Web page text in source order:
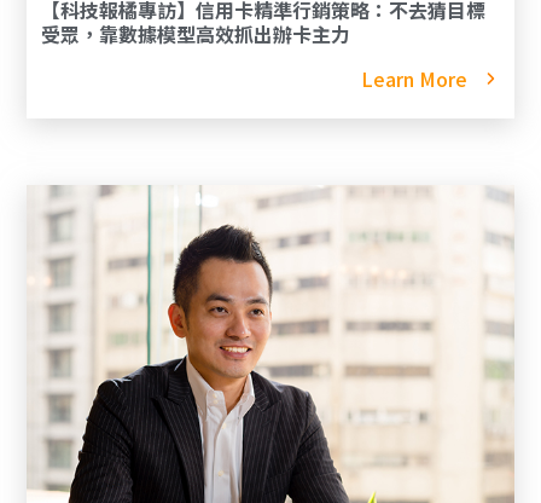
【科技報橘專訪】信用卡精準行銷策略：不去猜目標
受眾，靠數據模型高效抓出辦卡主力
Learn More